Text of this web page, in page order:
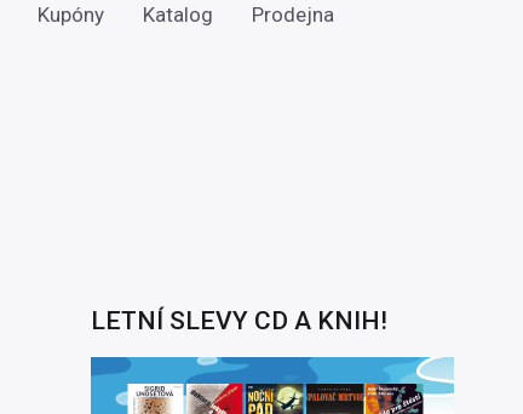
Kupóny Katalog Prodejna
LETNÍ SLEVY CD A KNIH!